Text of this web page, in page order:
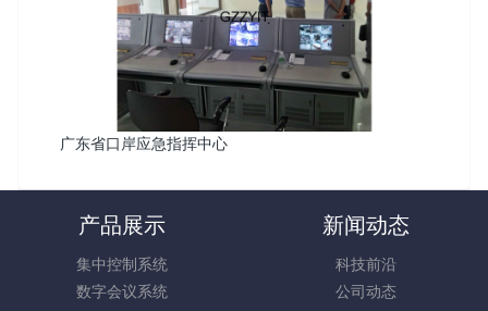
广东省口岸应急指挥中心
产品展示
集中控制系统
数字会议系统
新闻动态
科技前沿
公司动态